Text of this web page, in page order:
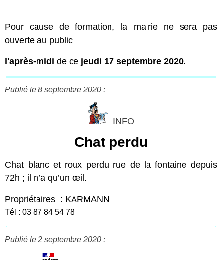
Pour cause de formation, la mairie ne sera pas
ouverte au public
l'après-midi de ce jeudi 17 septembre 2020.
Publié le 8 septembre 2020 :
INFO
Chat perdu
Chat blanc et roux perdu rue de la fontaine depuis
72h ; il n’a qu’un œil.
Propriétaires : KARMANN
Tél :03 87 84 54 78
Publié le 2 septembre 2020 :